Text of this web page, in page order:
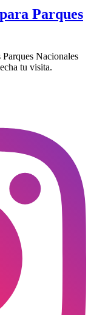
Parques
Nacionales
tu visita.